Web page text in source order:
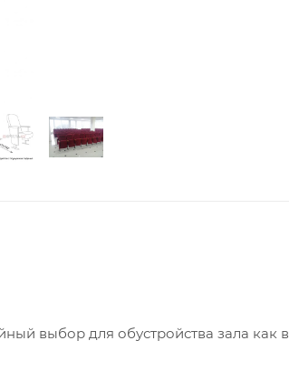
выбор для обустройства зала как в